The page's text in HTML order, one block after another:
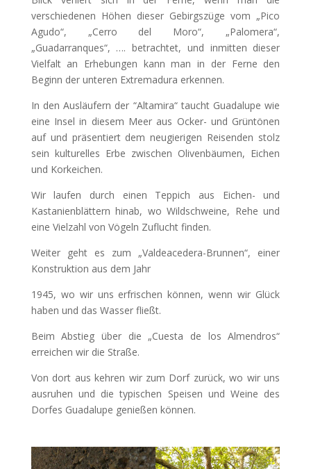
verschiedenen Höhen dieser Gebirgszüge vom „Pico
Agudo“, „Cerro del Moro“, „Palomera“,
„Guadarranques“, …. betrachtet, und inmitten dieser
Vielfalt an Erhebungen kann man in der Ferne den
Beginn der unteren Extremadura erkennen.
In den Ausläufern der “Altamira“ taucht Guadalupe wie
eine Insel in diesem Meer aus Ocker- und Grüntönen
auf und präsentiert dem neugierigen Reisenden stolz
sein kulturelles Erbe zwischen Olivenbäumen, Eichen
und Korkeichen.
Wir laufen durch einen Teppich aus Eichen- und
Kastanienblättern hinab, wo Wildschweine, Rehe und
eine Vielzahl von Vögeln Zuflucht finden.
Weiter geht es zum „Valdeacedera-Brunnen“, einer
Konstruktion aus dem Jahr
1945, wo wir uns erfrischen können, wenn wir Glück
haben und das Wasser fließt.
Beim Abstieg über die „Cuesta de los Almendros“
erreichen wir die Straße.
Von dort aus kehren wir zum Dorf zurück, wo wir uns
ausruhen und die typischen Speisen und Weine des
Dorfes Guadalupe genießen können.